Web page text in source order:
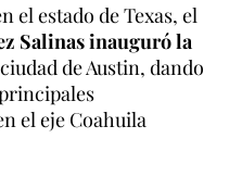
el estado de Texas, el
Salinas inauguró la
de Austin, dando
el eje Coahuila